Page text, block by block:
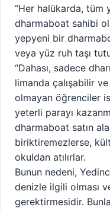
“Her halükarda, tüm
dharmaboat sahibi
yepyeni bir
veya yüz ruh taşı
“Dahası, sadece
limanda çalışabilir
olmayan öğrenciler
yeterli parayı
dharmaboat satın
biriktiremezlerse,
okuldan atılırlar.
Bunun nedeni,
denizle ilgili olması
gerektirmesidir.